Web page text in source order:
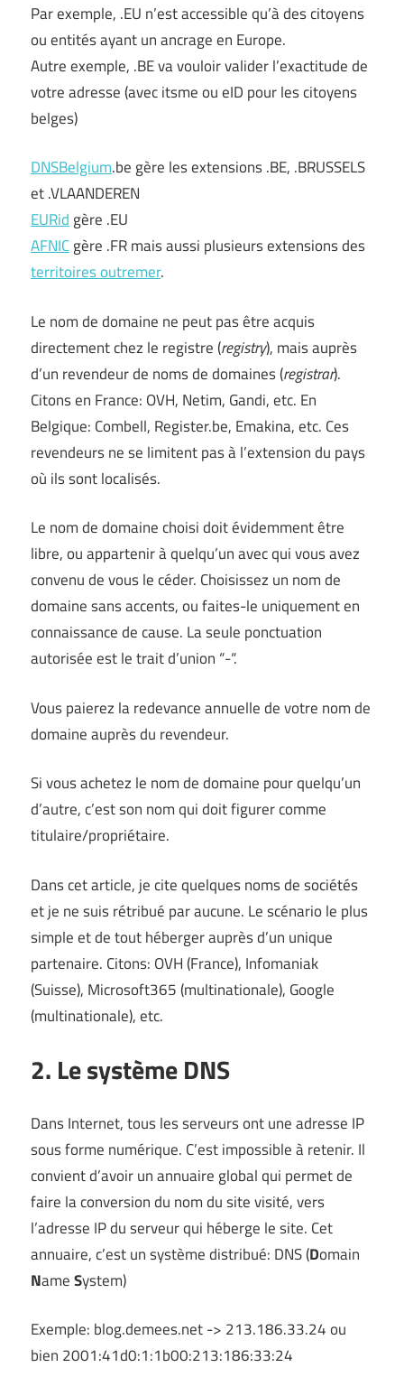
Par exemple, .EU n’est accessible qu’à des citoyens
ou entités ayant un ancrage en Europe.
Autre exemple, .BE va vouloir valider l’exactitude de
votre adresse (avec itsme ou eID pour les citoyens
belges)
DNSBelgium.be gère les extensions .BE, .BRUSSELS
et .VLAANDEREN
EURidgère .EU
AFNICgère .FR mais aussi plusieurs extensions des
territoires outremer.
Le nom de domaine ne peut pas être acquis
directement chez le registre (registry), mais auprès
d’un revendeur de noms de domaines (registrar).
Citons en France: OVH, Netim, Gandi, etc. En
Belgique: Combell, Register.be, Emakina, etc. Ces
revendeurs ne se limitent pas à l’extension du pays
où ils sont localisés.
Le nom de domaine choisi doit évidemment être
libre, ou appartenir à quelqu’un avec qui vous avez
convenu de vous le céder. Choisissez un nom de
domaine sans accents, ou faites-le uniquement en
connaissance de cause. La seule ponctuation
autorisée est le trait d’union “-“.
Vous paierez la redevance annuelle de votre nom de
domaine auprès du revendeur.
Si vous achetez le nom de domaine pour quelqu’un
d’autre, c’est son nom qui doit figurer comme
titulaire/propriétaire.
Dans cet article, je cite quelques noms de sociétés
et je ne suis rétribué par aucune. Le scénario le plus
simple et de tout héberger auprès d’un unique
partenaire. Citons: OVH (France), Infomaniak
(Suisse), Microsoft365 (multinationale), Google
(multinationale), etc.
2. Le système DNS
Dans Internet, tous les serveurs ont une adresse IP
sous forme numérique. C’est impossible à retenir. Il
convient d’avoir un annuaire global qui permet de
faire la conversion du nom du site visité, vers
l’adresse IP du serveur qui héberge le site. Cet
annuaire, c’est un système distribué: DNS (Domain
NameSystem)
Exemple: blog.demees.net -> 213.186.33.24 ou
bien 2001:41d0:1:1b00:213:186:33:24